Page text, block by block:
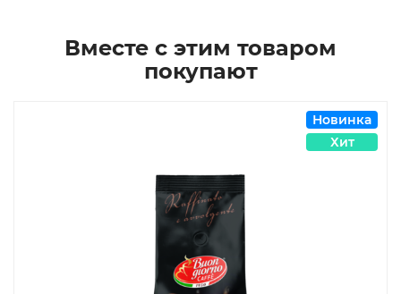
Вместе с этим товаром
покупают
Новинка
Хит